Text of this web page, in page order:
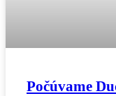
Počúvame